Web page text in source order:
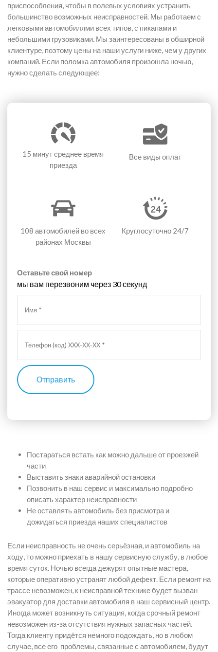
приспособления, чтобы в полевых условиях устранить
большинство возможных неисправностей. Мы работаем с
легковыми автомобилями всех типов, с пикапами и
небольшими грузовиками. Мы заинтересованы в обширной
клиентуре, поэтому цены на наши услуги ниже, чем у других
компаний. Если поломка автомобиля произошла ночью,
нужно сделать следующее:
15 минутсреднее время
приезда
Все виды оплат
108 автомобилей во всех
районах Москвы
Круглосуточно 24/7
Оставьте свой номер
мы вам перезвоним через 30 секунд
Отправить
Постараться встать как можно дальше от проезжей
части
Выставить знаки аварийной остановки
Позвонить в наш сервис и максимально подробно
описать характер неисправности
Не оставлять автомобиль без присмотра и
дожидаться приезда наших специалистов
Если неисправность не очень серьёзная, и автомобиль на
ходу, то можно приехать в нашу сервисную службу, в любое
время суток. Ночью всегда дежурят опытные мастера,
которые оперативно устранят любой дефект. Если ремонт на
трассе невозможен, к неисправной технике будет вызван
эвакуатор для доставки автомобиля в наш сервисный центр.
Иногда может возникнуть ситуация, когда срочный ремонт
невозможен из-за отсутствия нужных запасных частей.
Тогда клиенту придётся немного подождать, но в любом
случае, все его проблемы, связанные с автомобилем, будут